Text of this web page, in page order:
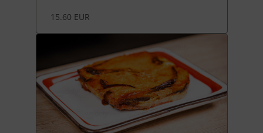
15.60 EUR